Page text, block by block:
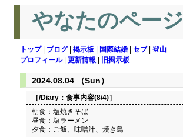
やなたのページ
トップ| ブログ| 掲示板 国際結婚 セブ| 登山
プロフィール| 更新情報 旧掲示板
2024.08.04 （Sun）
［/Diary： 食事内容(8/4)］
朝食：塩焼きそば
昼食：塩ラーメン
夕食：ご飯、味噌汁、焼き鳥